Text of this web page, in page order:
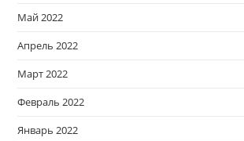
Май 2022
Апрель 2022
Март 2022
Февраль 2022
Январь 2022